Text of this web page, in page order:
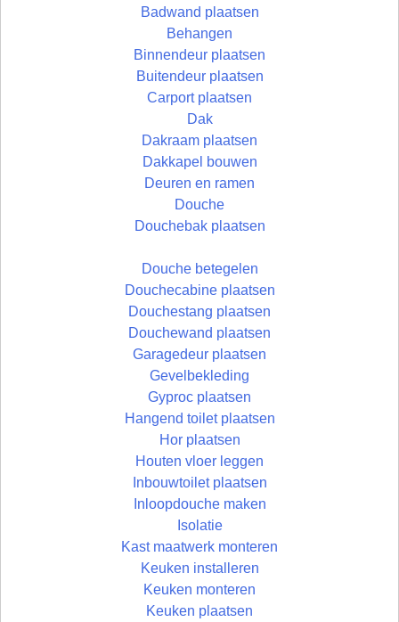
Badwand plaatsen
Behangen
Binnendeur plaatsen
Buitendeur plaatsen
Carport plaatsen
Dak
Dakraam plaatsen
Dakkapel bouwen
Deuren en ramen
Douche
Douchebak plaatsen
Douche betegelen
Douchecabine plaatsen
Douchestang plaatsen
Douchewand plaatsen
Garagedeur plaatsen
Gevelbekleding
Gyproc plaatsen
Hangend toilet plaatsen
Hor plaatsen
Houten vloer leggen
Inbouwtoilet plaatsen
Inloopdouche maken
Isolatie
Kast maatwerk monteren
Keuken installeren
Keuken monteren
Keuken plaatsen